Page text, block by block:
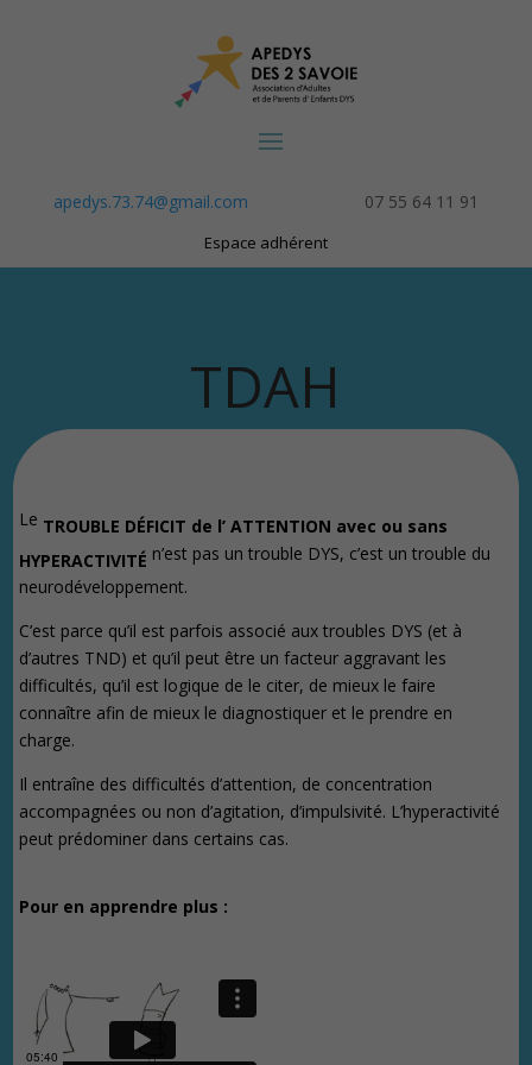
apedys.73.74@gmail.com 07 55 64 11 91
Espace adhérent
TDAH
Le TROUBLE DÉFICIT de l’ ATTENTION avec ou sans
HYPERACTIVITÉ n’est pas un trouble DYS, c’est un trouble du
neurodéveloppement.
C’est parce qu’il est parfois associé aux troubles DYS (et à
d’autres TND) et qu’il peut être un facteur aggravant les
difficultés, qu’il est logique de le citer, de mieux le faire
connaître afin de mieux le diagnostiquer et le prendre en
charge.
Il entraîne des difficultés d’attention, de concentration
accompagnées ou non d’agitation, d’impulsivité. L’hyperactivité
peut prédominer dans certains cas.
Pour en apprendre plus :